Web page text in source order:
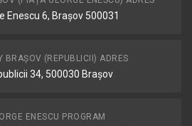
Enescu 6, Brașov 500031
BRAȘOV (REPUBLICII) ADRES
34, 500030 Brașov
ENESCU PROGRAM